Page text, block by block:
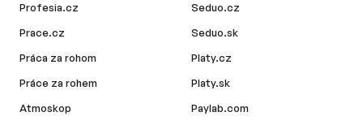
Profesia.cz
Prace.cz
Práca za rohom
Práce za rohem
Atmoskop
Seduo.cz
Seduo.sk
Platy.cz
Platy.sk
Paylab.com